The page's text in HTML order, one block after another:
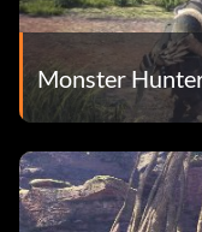
Monster